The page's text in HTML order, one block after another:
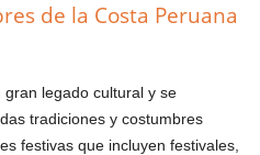
de la Costa Peruana
legado cultural y se
tradiciones y costumbres
festivas que incluyen festivales,